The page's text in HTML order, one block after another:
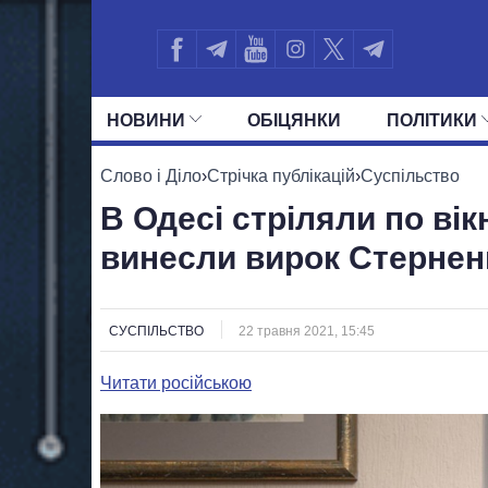
НОВИНИ ОБIЦЯНКИ ПОЛIТИКИ
УСІ ПОЛІТИКИ ПРЕЗИДЕНТ І ОФІС
Слово і Діло›Стрічка публікацій›Суспільство
В Одесі стріляли по
винесли вирок
СУСПІЛЬСТВО 22 травня 2021, 15:45
Читати російською